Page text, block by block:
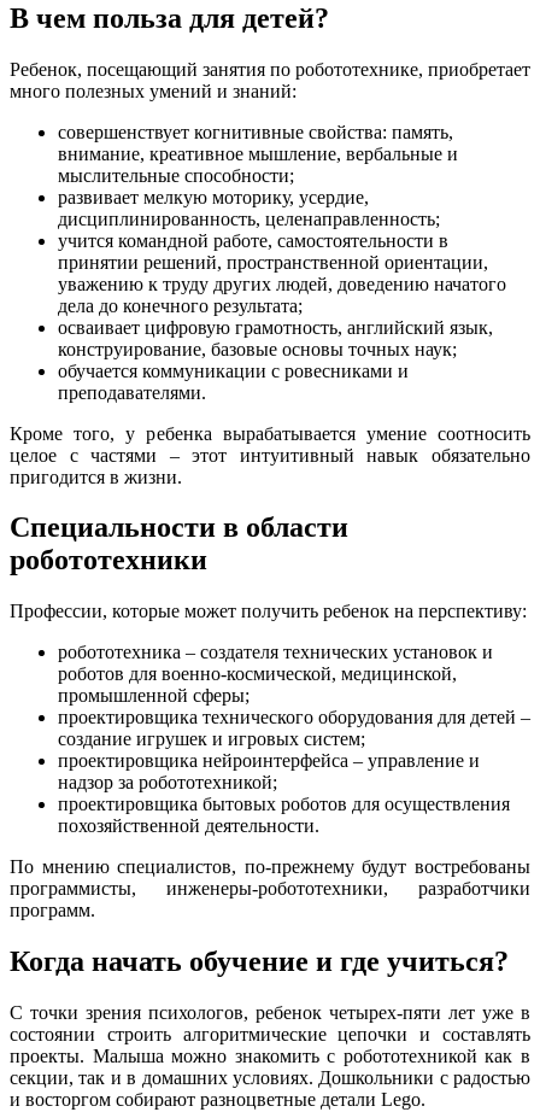
В чем польза для детей?
Ребенок, посещающий занятия по робототехнике, приобретает
много полезных умений и знаний:
совершенствует когнитивные свойства: память,
внимание, креативное мышление, вербальные и
мыслительные способности;
развивает мелкую моторику, усердие,
дисциплинированность, целенаправленность;
учится командной работе, самостоятельности в
принятии решений, пространственной ориентации,
уважению к труду других людей, доведению начатого
дела до конечного результата;
осваивает цифровую грамотность, английский язык,
конструирование, базовые основы точных наук;
обучается коммуникации с ровесниками и
преподавателями.
Кроме того, у ребенка вырабатывается умение соотносить
целое с частями – этот интуитивный навык обязательно
пригодится в жизни.
Специальности в области
робототехники
Профессии, которые может получить ребенок на перспективу:
робототехника – создателя технических установок и
роботов для военно-космической, медицинской,
промышленной сферы;
проектировщика технического оборудования для детей –
создание игрушек и игровых систем;
проектировщика нейроинтерфейса – управление и
надзор за робототехникой;
проектировщика бытовых роботов для осуществления
похозяйственной деятельности.
По мнению специалистов, по-прежнему будут востребованы
программисты, инженеры-робототехники, разработчики
программ.
Когда начать обучение и где учиться?
С точки зрения психологов, ребенок четырех-пяти лет уже в
состоянии строить алгоритмические цепочки и составлять
проекты. Малыша можно знакомить с робототехникой как в
секции, так и в домашних условиях. Дошкольники с радостью
и восторгом собирают разноцветные детали Lego.